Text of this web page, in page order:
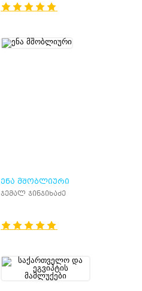
ᲡᲐᲥᲐᲠᲗᲕᲔᲚᲝᲨᲘ
ᲔᲜᲐ ᲛᲨᲝᲑᲚᲘᲣᲠᲘ
ჯემალ ჯინჯიხაძე